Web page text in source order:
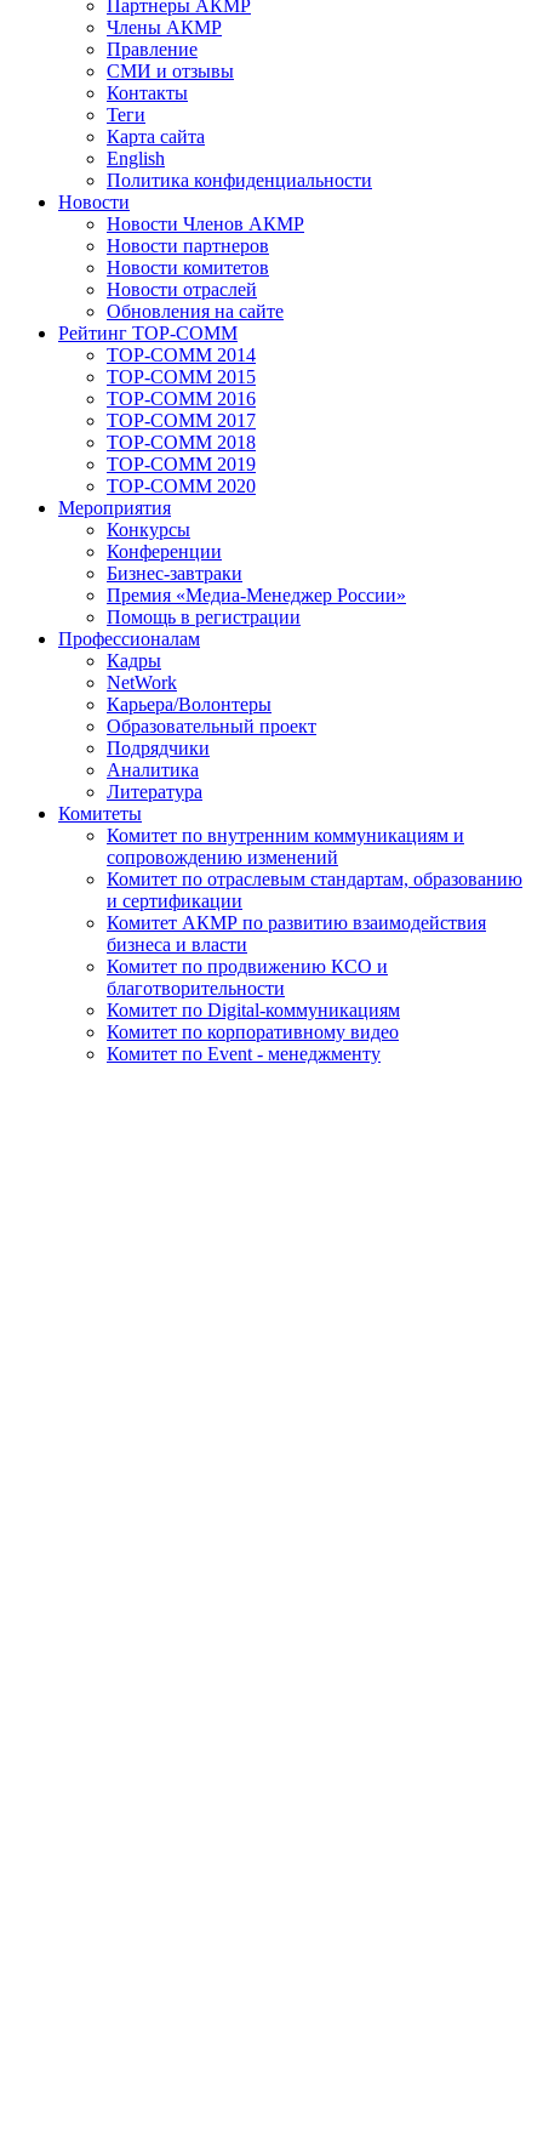
Партнеры АКМР
Члены АКМР
Правление
СМИ и отзывы
Контакты
Теги
Карта сайта
English
Политика конфиденциальности
Новости
Новости Членов АКМР
Новости партнеров
Новости комитетов
Новости отраслей
Обновления на сайте
Рейтинг TOP-COMM
TOP-COMM 2014
TOP-COMM 2015
TOP-COMM 2016
TOP-COMM 2017
TOP-COMM 2018
TOP-COMM 2019
TOP-COMM 2020
Мероприятия
Конкурсы
Конференции
Бизнес-завтраки
Премия «Медиа-Менеджер России»
Помощь в регистрации
Профессионалам
Кадры
NetWork
Карьера/Волонтеры
Образовательный проект
Подрядчики
Аналитика
Литература
Комитеты
Комитет по внутренним коммуникациям и
сопровождению изменений
Комитет по отраслевым стандартам, образованию
и сертификации
Комитет АКМР по развитию взаимодействия
бизнеса и власти
Комитет по продвижению КСО и
благотворительности
Комитет по Digital-коммуникациям
Комитет по корпоративному видео
Комитет по Event - менеджменту